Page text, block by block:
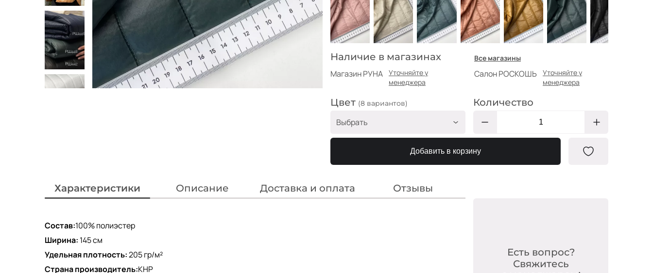
Наличие в магазинах Все магазины
Магазин РУНА
Уточняйте у
менеджера
Салон РОСКОШЬ
Уточняйте у
менеджера
Цвет (8 вариантов)
Выбрать
Полоска розовый
РШ447
РШ441
Полоска персик
Количество
Добавить в корзину
Характеристики Описание Доставка и оплата Отзывы
Состав:100% полиэстер
Ширина: 145 см
Удельная плотность:205 гр/м²
Страна производитель:КНР
Есть вопрос?
Свяжитесь